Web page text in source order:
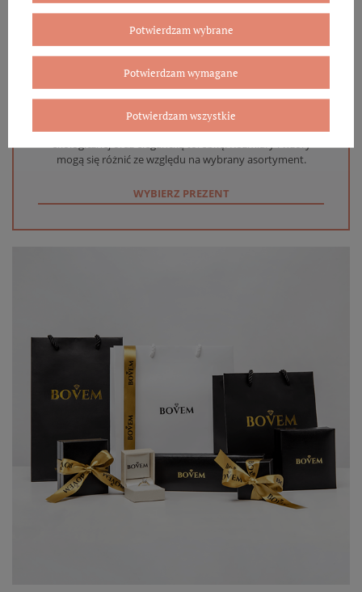
Eleganckie opakowanie gratis
Biżuterię i zegarki zakupione w sklepie internetowym
BOVEM otrzymasz jako gotowy do wręczenia upominek. Do
każdego zamówienia dołączamy pudełko ze skóry
ekologicznej oraz elegancką torebkę. Rozmiary i wzory
mogą się różnić ze względu na wybrany asortyment.
WYBIERZ PREZENT
Potwierdzam wybrane
Potwierdzam wymagane
Potwierdzam wszystkie